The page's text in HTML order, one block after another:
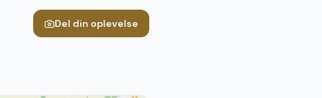
Del din oplevelse